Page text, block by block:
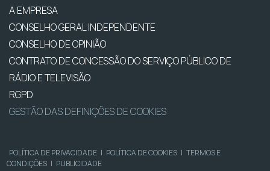
A EMPRESA
CONSELHO GERAL INDEPENDENTE
CONSELHO DE OPINIÃO
CONTRATO DE CONCESSÃO DO SERVIÇO PÚBLICO DE
RÁDIO E TELEVISÃO
RGPD
GESTÃO DAS DEFINIÇÕES DE COOKIES
POLÍTICA DE PRIVACIDADE | POLÍTICA DE COOKIES | TERMOS E
CONDIÇÕES | PUBLICIDADE